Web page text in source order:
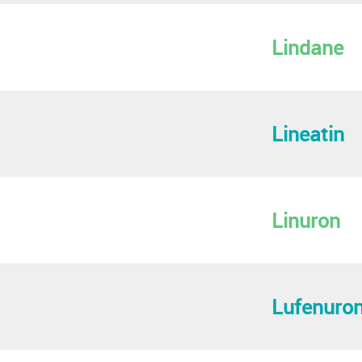
Lindane
Lineatin
Linuron